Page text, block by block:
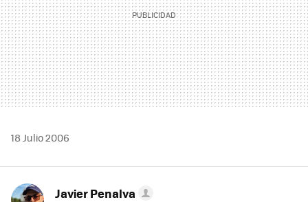
18 Julio 2006
Javier Penalva